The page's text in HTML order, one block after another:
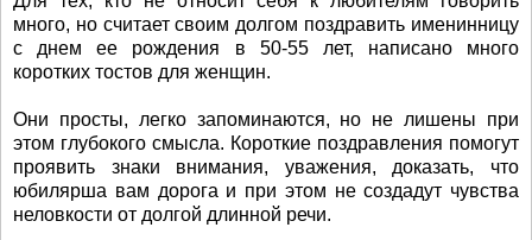
много, но считает своим долгом поздравить именинницу
с днем ее рождения в 50-55 лет, написано много
коротких тостов для женщин.
Они просты, легко запоминаются, но не лишены при
этом глубокого смысла. Короткие поздравления помогут
проявить знаки внимания, уважения, доказать, что
юбилярша вам дорога и при этом не создадут чувства
неловкости от долгой длинной речи.